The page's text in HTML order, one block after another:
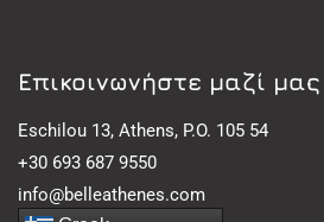
Eπικοινωνήστε μαζί μας
Eschilou 13, Athens, P.O. 105 54
+30 693 687 9550
info@belleathenes.com